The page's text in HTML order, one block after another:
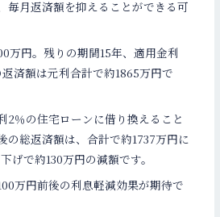
毎月返済額を抑えることができる可
万円。残りの期間15年、適用金利
済額は元利合計で約1865万円で
％の住宅ローンに借り換えること
の総返済額は、合計で約1737万円に
げで約130万円の減額です。
万円前後の利息軽減効果が期待で